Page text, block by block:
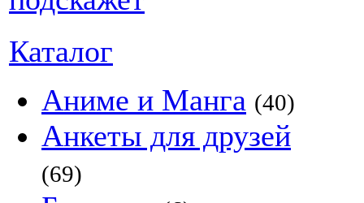
Каталог
Аниме и Манга (40)
Анкеты для друзей
(69)